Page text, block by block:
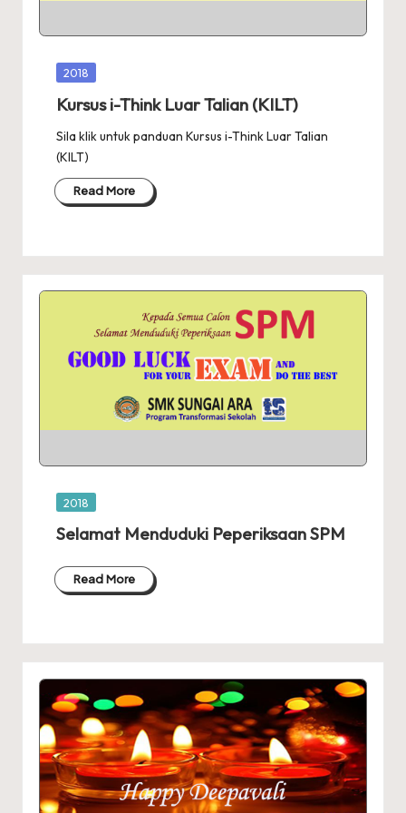
R
APosted
2018
Kursus i-Think Luar Talian (KILT)
Sila klik untuk panduan Kursus i-Think Luar Talian
(KILT)
Read More
Posted
2018
Selamat Menduduki Peperiksaan SPM
Read More